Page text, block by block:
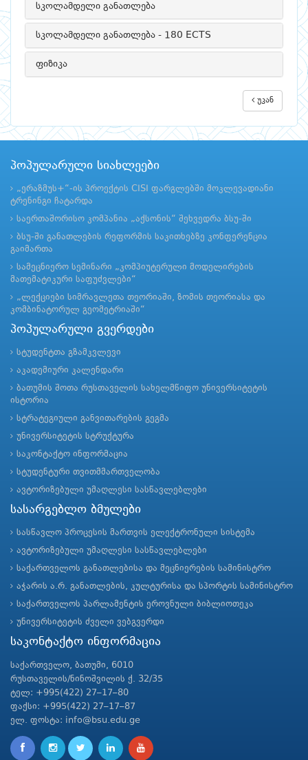
სკოლამდელი განათლება
სკოლამდელი განათლება - 180 ECTS
ფიზიკა
უკან
პოპულარული სიახლეები
„ერაზმუს+“-ის პროექტის CISI ფარგლებში მოკლევადიანი
ტრენინგი ჩატარდა
საერთაშორისო კომპანია „აქსონის“ შეხვედრა ბსუ-ში
ბსუ-ში განათლების რეფორმის საკითხებზე კონფერენცია
გაიმართა
სამეცნიერო სემინარი „კომპიუტერული მოდელირების
მათემატიკური საფუძვლები“
„ლექციები სიმრავლეთა თეორიაში, ზომის თეორიასა და
კომბინატორულ გეომეტრიაში“
პოპულარული გვერდები
სტუდენტთა გზამკვლევი
აკადემიური კალენდარი
ბათუმის შოთა რუსთაველის სახელმწიფო უნივერსიტეტის
ისტორია
სტრატეგიული განვითარების გეგმა
უნივერსიტეტის სტრუქტურა
საკონტაქტო ინფორმაცია
სტუდენტური თვითმმართველობა
ავტორიზებული უმაღლესი სასწავლებლები
სასარგებლო ბმულები
სასწავლო პროცესის მართვის ელექტრონული სისტემა
ავტორიზებული უმაღლესი სასწავლებლები
საქართველოს განათლებისა და მეცნიერების სამინისტრო
აჭარის ა.რ. განათლების, კულტურისა და სპორტის სამინისტრო
საქართველოს პარლამენტის ეროვნული ბიბლიოთეკა
უნივერსიტეტის ძველი ვებგვერდი
საკონტაქტო ინფორმაცია
საქართველო, ბათუმი, 6010
რუსთაველის/ნინოშვილის ქ. 32/35
ტელ: +995(422) 27–17–80
ფაქსი: +995(422) 27–17–87
ელ. ფოსტა: info@bsu.edu.ge